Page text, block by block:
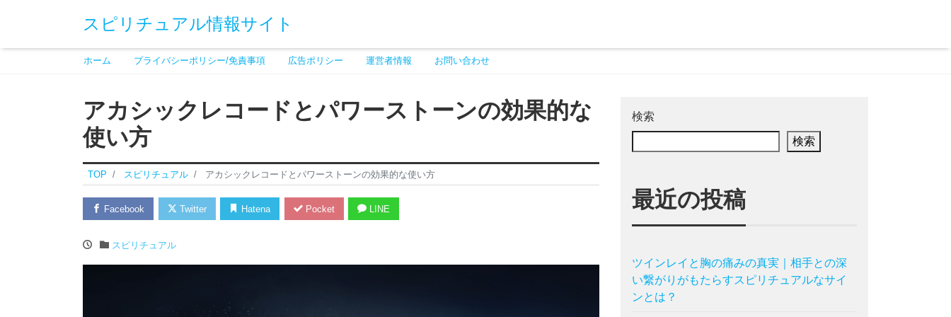
スピリチュアル情報サイト
ホーム プライバシーポリシー/免責事項 広告ポリシー 運営者情報 お問い合わせ
アカシックレコードとパワーストーンの効果的な
使い方
TOP スピリチュアル アカシックレコードとパワーストーンの効果的な使い方
Facebook Twitter Hatena Pocket LINE
スピリチュアル
検索
検索
最近の投稿
ツインレイと胸の痛みの真実｜相手との深
い繋がりがもたらすスピリチュアルなサイ
ンとは？